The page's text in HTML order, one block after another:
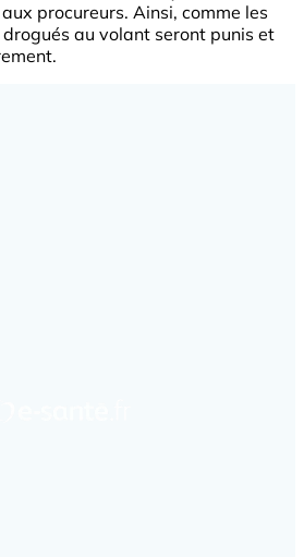
procureurs. Ainsi, comme les
au volant seront punis et